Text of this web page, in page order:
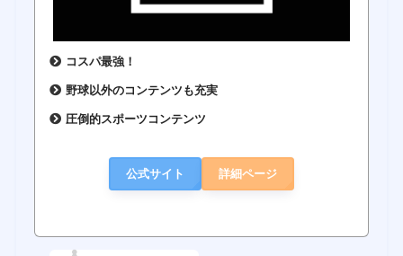
コスパ最強！
野球以外のコンテンツも充実
圧倒的スポーツコンテンツ
公式サイト 詳細ページ